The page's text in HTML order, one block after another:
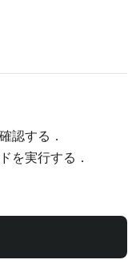
認する．
を実行する．